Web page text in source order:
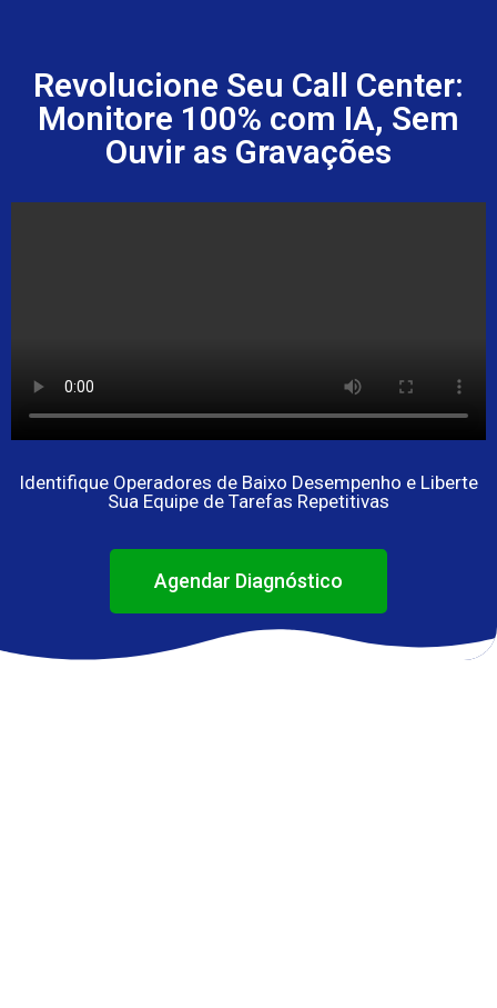
Revolucione Seu Call Center:
Monitore 100% com IA, Sem
Ouvir as Gravações
Identifique Operadores de Baixo Desempenho e Liberte
Sua Equipe de Tarefas Repetitivas
Agendar Diagnóstico